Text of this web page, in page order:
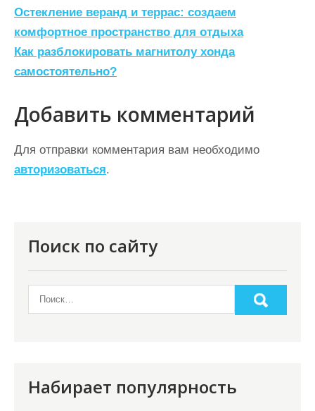
Н
а
в
и
г
а
ц
и
Остекление веранд и террас: создаем
комфортное пространство для отдыха
Как разблокировать магнитолу хонда
самостоятельно?
Добавить комментарий
Для отправки комментария вам необходимо
авторизоваться.
Поиск по сайту
Набирает популярность